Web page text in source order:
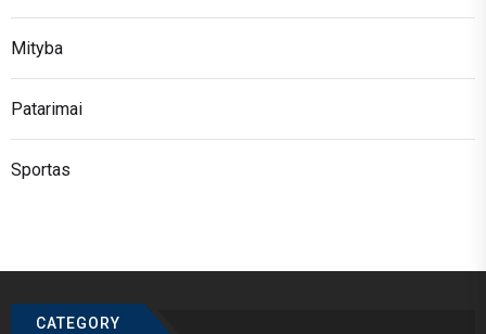
Mityba
Patarimai
Sportas
CATEGORY